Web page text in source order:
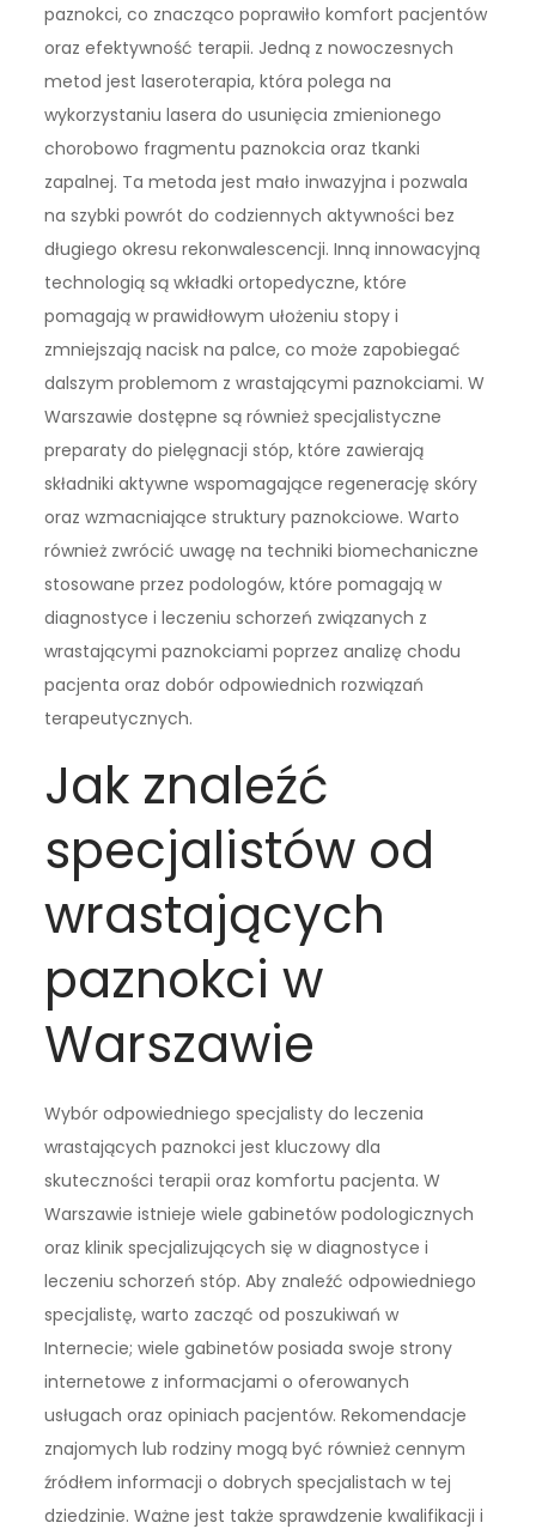
paznokci, co znacząco poprawiło komfort pacjentów
oraz efektywność terapii. Jedną z nowoczesnych
metod jest laseroterapia, która polega na
wykorzystaniu lasera do usunięcia zmienionego
chorobowo fragmentu paznokcia oraz tkanki
zapalnej. Ta metoda jest mało inwazyjna i pozwala
na szybki powrót do codziennych aktywności bez
długiego okresu rekonwalescencji. Inną innowacyjną
technologią są wkładki ortopedyczne, które
pomagają w prawidłowym ułożeniu stopy i
zmniejszają nacisk na palce, co może zapobiegać
dalszym problemom z wrastającymi paznokciami. W
Warszawie dostępne są również specjalistyczne
preparaty do pielęgnacji stóp, które zawierają
składniki aktywne wspomagające regenerację skóry
oraz wzmacniające struktury paznokciowe. Warto
również zwrócić uwagę na techniki biomechaniczne
stosowane przez podologów, które pomagają w
diagnostyce i leczeniu schorzeń związanych z
wrastającymi paznokciami poprzez analizę chodu
pacjenta oraz dobór odpowiednich rozwiązań
terapeutycznych.
Jak znaleźć
specjalistów od
wrastających
paznokci w
Warszawie
Wybór odpowiedniego specjalisty do leczenia
wrastających paznokci jest kluczowy dla
skuteczności terapii oraz komfortu pacjenta. W
Warszawie istnieje wiele gabinetów podologicznych
oraz klinik specjalizujących się w diagnostyce i
leczeniu schorzeń stóp. Aby znaleźć odpowiedniego
specjalistę, warto zacząć od poszukiwań w
Internecie; wiele gabinetów posiada swoje strony
internetowe z informacjami o oferowanych
usługach oraz opiniach pacjentów. Rekomendacje
znajomych lub rodziny mogą być również cennym
źródłem informacji o dobrych specjalistach w tej
dziedzinie. Ważne jest także sprawdzenie kwalifikacji i